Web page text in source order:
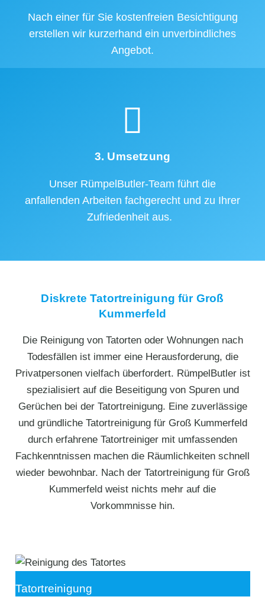
Nach einer für Sie kostenfreien Besichtigung
erstellen wir kurzerhand ein unverbindliches
Angebot.
3. Umsetzung
Unser RümpelButler-Team führt die
anfallenden Arbeiten fachgerecht und zu Ihrer
Zufriedenheit aus.
Diskrete Tatortreinigung für Groß
Kummerfeld
Die Reinigung von Tatorten oder Wohnungen nach
Todesfällen ist immer eine Herausforderung, die
Privatpersonen vielfach überfordert. RümpelButler ist
spezialisiert auf die Beseitigung von Spuren und
Gerüchen bei der Tatortreinigung. Eine zuverlässige
und gründliche Tatortreinigung für Groß Kummerfeld
durch erfahrene Tatortreiniger mit umfassenden
Fachkenntnissen machen die Räumlichkeiten schnell
wieder bewohnbar. Nach der Tatortreinigung für Groß
Kummerfeld weist nichts mehr auf die
Vorkommnisse hin.
Tatortreinigung